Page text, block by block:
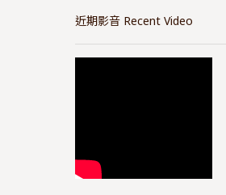
近期影音 Recent Video